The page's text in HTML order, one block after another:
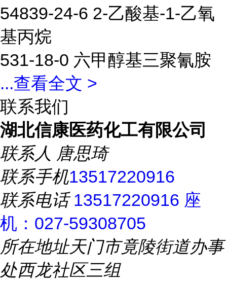
54839-24-6 2-乙酸基-1-乙氧
基丙烷
531-18-0 六甲醇基三聚氰胺
...查看全文 >
联系我们
湖北信康医药化工有限公司
联系人 唐思琦
联系手机13517220916
联系电话13517220916 座
机：027-59308705
所在地址天门市竟陵街道办事
处西龙社区三组